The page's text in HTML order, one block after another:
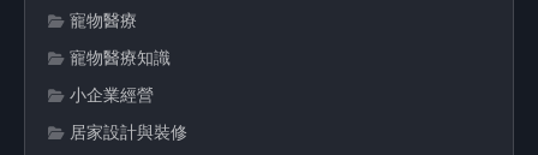
寵物醫療
寵物醫療知識
小企業經營
居家設計與裝修